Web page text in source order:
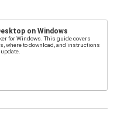
on Windows
for Windows. This guide covers
where to download, and instructions